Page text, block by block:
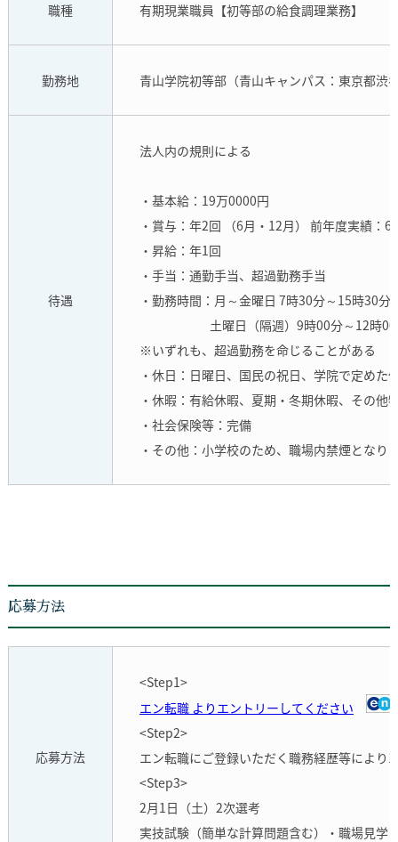
職種 有期現業職員【初等部の給食調理業務】
勤務地 青山学院初等部（青山キャンパス：東京都渋
待遇
法人内の規則による
・基本給：19万0000円
・賞与：年2回 （6月・12月） 前年度実績
・昇給：年1回
・手当：通勤手当、超過勤務手当
・勤務時間：月～金曜日 7時30分～15時30
土曜日（隔週）9時00分～12時00分
※いずれも、超過勤務を命じることがある
・休日：日曜日、国民の祝日、学院で定めた
・休暇：有給休暇、夏期・冬期休暇、その他
・社会保険等：完備
・その他：小学校のため、職場内禁煙となり
応募方法
応募方法
<Step1>
エン転職 よりエントリーしてください
<Step2>
エン転職にご登録いただく職務経歴等により
<Step3>
2月1日（土）2次選考
実技試験（簡単な計算問題含む）・職場見学